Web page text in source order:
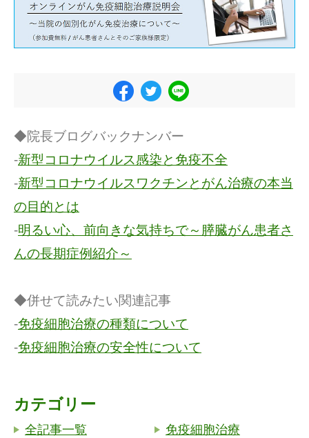
◆院長ブログバックナンバー
-新型コロナウイルス感染と免疫不全
-新型コロナウイルスワクチンとがん治療の本当
の目的とは
-明るい心、前向きな気持ちで～膵臓がん患者さ
んの長期症例紹介～
◆併せて読みたい関連記事
-免疫細胞治療の種類について
-免疫細胞治療の安全性について
カテゴリー
全記事一覧
免疫細胞治療